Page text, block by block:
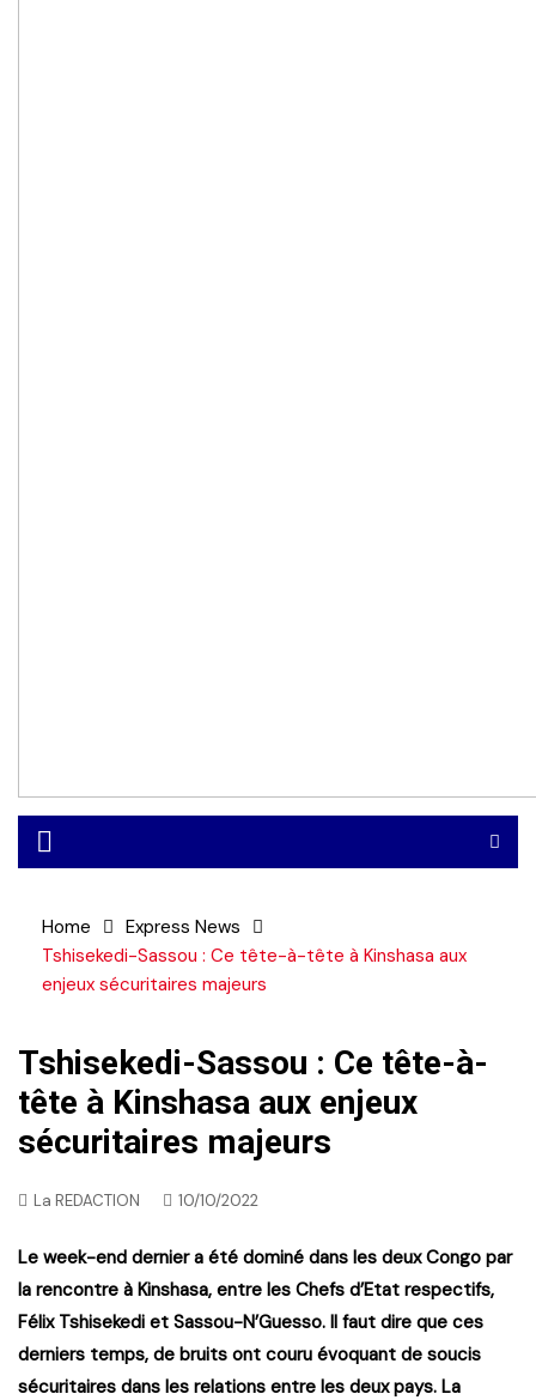
Home
Express News
Tshisekedi-Sassou : Ce tête-à-tête à Kinshasa aux
enjeux sécuritaires majeurs
Tshisekedi-Sassou : Ce tête-à-
tête à Kinshasa aux enjeux
sécuritaires majeurs
La REDACTION 10/10/2022
Le week-end dernier a été dominé dans les deux Congo par
la rencontre à Kinshasa, entre les Chefs d’Etat respectifs,
Félix Tshisekedi et Sassou-N’Guesso. Il faut dire que ces
derniers temps, de bruits ont couru évoquant de soucis
sécuritaires dans les relations entre les deux pays. La